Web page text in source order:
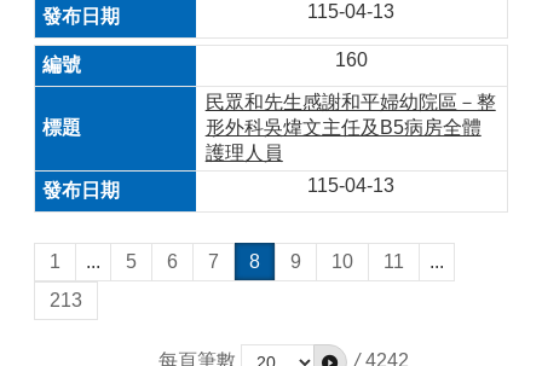
115-04-13
160
民眾和先生感謝和平婦幼院區－整
形外科吳煒文主任及B5病房全體
護理人員
115-04-13
1 ... 5 6 7 8 9 10 11
...
213
每頁筆數 / 4242